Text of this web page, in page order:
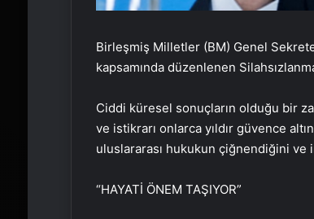
Birleşmiş Milletler (BM) Genel
kapsamında düzenlenen
Ciddi küresel sonuçların olduğu bir
ve istikrarı onlarca yıldır güvence
uluslararası hukukun çiğnendiğini ve
“HAYATİ ÖNEM TAŞIYOR”